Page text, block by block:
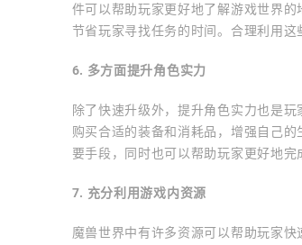
件可以帮助玩家更好地了解游戏世界
节省玩家寻找任务的时间。合理利用这
6. 多方面提升角色实力
除了快速升级外，提升角色实力也是
购买合适的装备和消耗品，增强自己
要手段，同时也可以帮助玩家更好地完
7. 充分利用游戏内资源
魔兽世界中有许多资源可以帮助玩家